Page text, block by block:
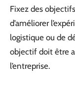
Fixez des
d’améliorer
logistique ou de
objectif doit être
l’entreprise.